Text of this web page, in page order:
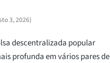
3, 2026)
descentralizada popular
profunda em vários pares de